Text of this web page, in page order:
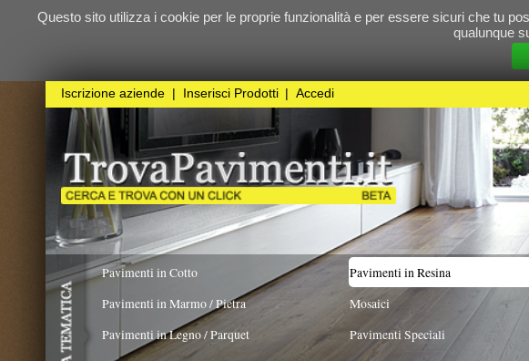
Questo sito utilizza i cookie per le proprie funzionalità e per essere sicuri che tu possa avere la
qualunque suo elemento
Cookie
Pavimenti in Cotto
Pavimenti in Marmo / Pietra
Pavimenti in Legno / Parquet
Pavimenti in Ceramica / Gres
Pavimenti in Resina X
Pavimenti Speciali
Aziende di Posa e trattamento Pavimenti
Architetti e Interior Design
Pavimenti di
Materiali
Rivestimenti
Pavimenti
Moquette,
Pavimenti
Seminato
COLORE PREVALENTE